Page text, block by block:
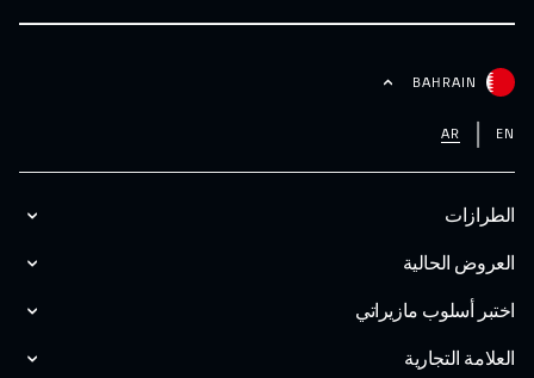
الطرازات
العروض الحالية
اختبر أسلوب مازیراتي
العلامة التجارية
BAHRAIN
EN
AR